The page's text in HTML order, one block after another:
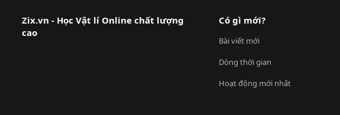
Zix.vn - Học Vật lí Online chất lượng
cao
Có gì mới?
Bài viết mới
Dòng thời gian
Hoạt động mới nhất